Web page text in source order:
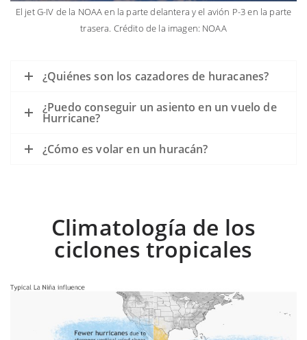
El jet G-IV de la NOAA en la parte delantera y el avión P-3 en la parte
trasera. Crédito de la imagen: NOAA
¿Quiénes son los cazadores de huracanes?
¿Puedo conseguir un asiento en un vuelo de
Hurricane?
¿Cómo es volar en un huracán?
Climatología de los
ciclones tropicales